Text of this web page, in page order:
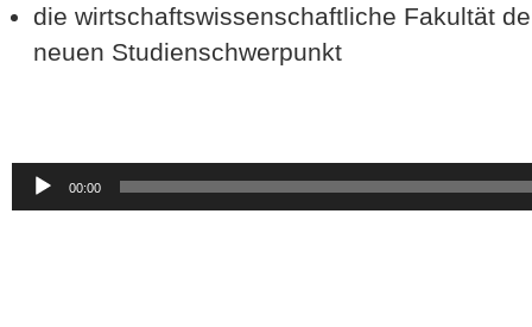
die wirtschaftswissenschaftliche Fakultät
neuen Studienschwerpunkt
Audio-
Player
00:00